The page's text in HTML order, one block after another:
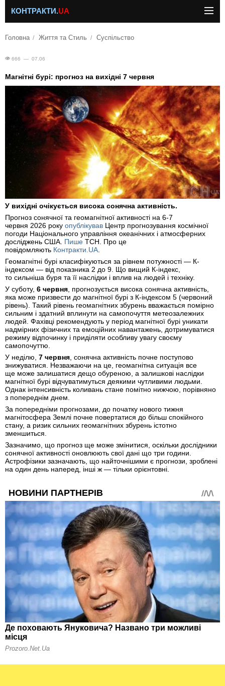
КОНТРАКТИ.UA
Головна Життя та Стиль Суспільство
666 — 07.06
Магнітні бурі: прогноз на вихідні 7 червня
У вихідні очікується висока сонячна активність.
Прогноз сонячної та геомагнітної активності на 6-7
червня 2026 року опублікував Центр прогнозування космічної
погоди Національного управління океанічних і атмосферних
досліджень США. Пише ТСН. Про це
повідомляють Контракти.UA.
Геомагнітні бурі класифікуються за рівнем потужності — К-
індексом — від показника 2 до 9. Що вищий К-індекс,
то сильніша буря та її наслідки і вплив на людей і техніку.
У суботу, 6 червня, прогнозується висока сонячна активність,
яка може призвести до магнітної бурі з К-індексом 5 (червоний
рівень). Такий рівень геомагнітних збурень вважається помірно
сильним і здатний вплинути на самопочуття метеозалежних
людей. Фахівці рекомендують у період магнітної бурі уникати
надмірних фізичних та емоційних навантажень, дотримуватися
режиму відпочинку і приділяти особливу увагу своєму
самопочуттю.
У неділю, 7 червня, сонячна активність почне поступово
знижуватися. Незважаючи на це, геомагнітна ситуація все
ще може залишатися дещо обуреною, а залишкові наслідки
магнітної бурі відчуватимуться деякими чутливими людьми.
Однак інтенсивність коливань стане помітно нижчою, порівняно
з попереднім днем.
За попередніми прогнозами, до початку нового тижня
магнітосфера Землі почне повертатися до більш спокійного
стану, а ризик сильних геомагнітних збурень істотно
зменшиться.
Зазначимо, що прогноз ще може змінитися, оскільки дослідники
сонячної активності оновлюють свої дані що три години.
Астрофізики зазначають, що найточнішими є прогнози, зроблені
на один день наперед, інші ж — тільки орієнтовні.